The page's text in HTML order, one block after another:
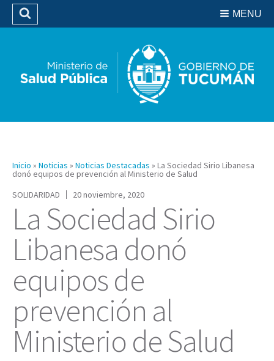
Biblioteca
MENU
Buscar
Inicio » Noticias » Noticias Destacadas » La Sociedad Sirio Libanesa
donó equipos de prevención al Ministerio de Salud
SOLIDARIDAD
20 noviembre, 2020
La Sociedad Sirio
Libanesa donó
equipos de
prevención al
Ministerio de Salud